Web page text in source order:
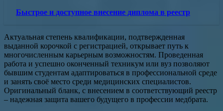
Быстрое и доступное внесение диплома в реестр
Актуальная степень квалификации, подтвержденная
выданной корочкой с регистрацией, открывает путь к
многочисленным карьерным возможностям. Проведенная
работа и успешно оконченный техникум или вуз позволяют
бывшим студентам адаптироваться в профессиональной среде
и занять своё место среди медицинских специалистов.
Оригинальный бланк, с внесением в соответствующий реестр
– надежная защита вашего будущего в профессии медбрата.